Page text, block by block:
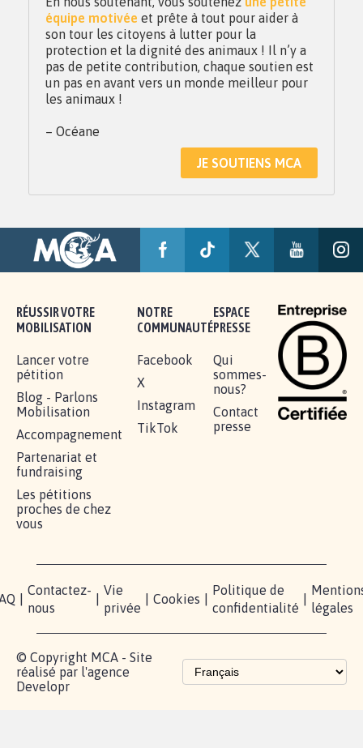
équipe motivée et prête à tout pour aider à
son tour les citoyens à lutter pour la
protection et la dignité des animaux ! Il n’y a
pas de petite contribution, chaque soutien est
un pas en avant vers un monde meilleur pour
les animaux !
– Océane
JE SOUTIENS MCA
RÉUSSIR VOTRE
MOBILISATION
Lancer votre
pétition
Blog - Parlons
Mobilisation
Accompagnement
Partenariat et
fundraising
Les pétitions
proches de chez
vous
NOTRE
COMMUNAUTÉ
Facebook
X
Instagram
TikTok
ESPACE
PRESSE
Qui
sommes-
nous?
Contact
presse
Contactez-
nous
Vie
privée
Cookies
Politique de
confidentialité
légales
© Copyright MCA - Site
réalisé par l'agence
Developr